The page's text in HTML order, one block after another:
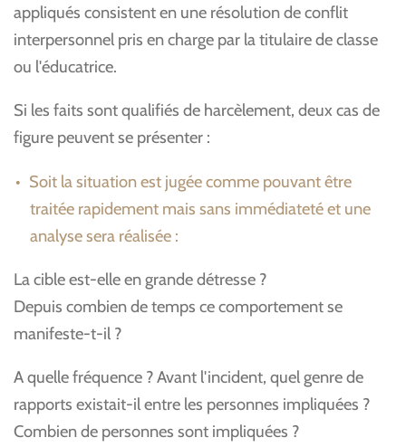
appliqués consistent en une résolution de conflit
interpersonnel pris en charge par la titulaire de classe
ou l'éducatrice.
Si les faits sont qualifiés de harcèlement, deux cas de
figure peuvent se présenter :
Soit la situation est jugée comme pouvant être
traitée rapidement mais sans immédiateté et une
analyse sera réalisée :
La cible est-elle en grande détresse ?
Depuis combien de temps ce comportement se
manifeste-t-il ?
A quelle fréquence ? Avant l'incident, quel genre de
rapports existait-il entre les personnes impliquées ?
Combien de personnes sont impliquées ?